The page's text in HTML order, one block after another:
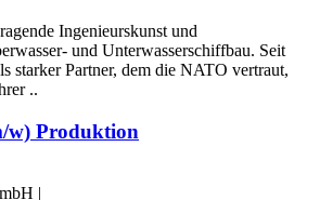
Ingenieurskunst und
und Unterwasserschiffbau. Seit
starker Partner, dem die NATO vertraut,
..
w) Produktion
|